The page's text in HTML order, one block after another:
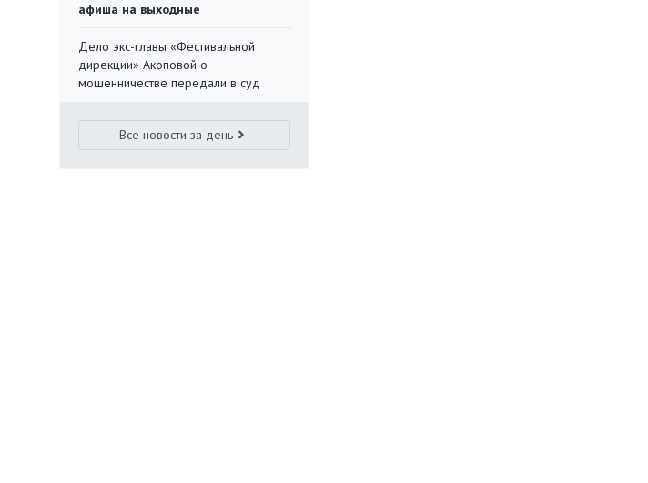
афиша на выходные
Дело экс-главы «Фестивальной
дирекции» Акоповой о
мошенничестве передали в суд
Все новости за день